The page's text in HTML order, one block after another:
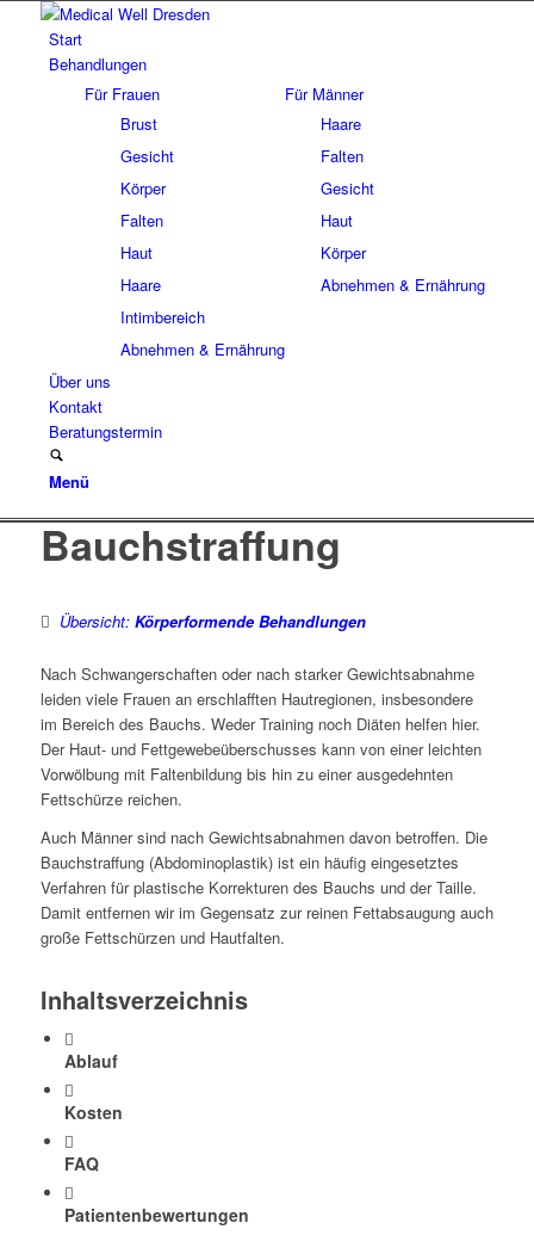
Start
Behandlungen
Für Frauen
Brust
Gesicht
Körper
Falten
Haut
Haare
Intimbereich
Abnehmen & Ernährung
Für Männer
Haare
Falten
Gesicht
Haut
Körper
Abnehmen & Ernährung
Über uns
Kontakt
Beratungstermin
Menü
Bauchstraffung
Übersicht: Körperformende Behandlungen
Nach Schwangerschaften oder nach starker Gewichtsabnahme
leiden viele Frauen an erschlafften Hautregionen, insbesondere
im Bereich des Bauchs. Weder Training noch Diäten helfen hier.
Der Haut- und Fettgewebeüberschusses kann von einer leichten
Vorwölbung mit Faltenbildung bis hin zu einer ausgedehnten
Fettschürze reichen.
Auch Männer sind nach Gewichtsabnahmen davon betroffen. Die
Bauchstraffung (Abdominoplastik) ist ein häufig eingesetztes
Verfahren für plastische Korrekturen des Bauchs und der Taille.
Damit entfernen wir im Gegensatz zur reinen Fettabsaugung auch
große Fettschürzen und Hautfalten.
Inhaltsverzeichnis
Ablauf
Kosten
FAQ
Patientenbewertungen